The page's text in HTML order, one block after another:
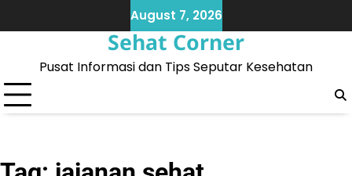
to
August 7, 2026
Sehat Corner
Pusat Informasi dan Tips Seputar Kesehatan